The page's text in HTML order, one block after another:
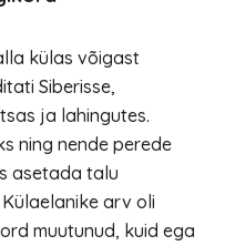
külas võigast
Siberisse,
ja lahingutes.
ning nende perede
asetada talu
arv oli
muutunud, kuid ega